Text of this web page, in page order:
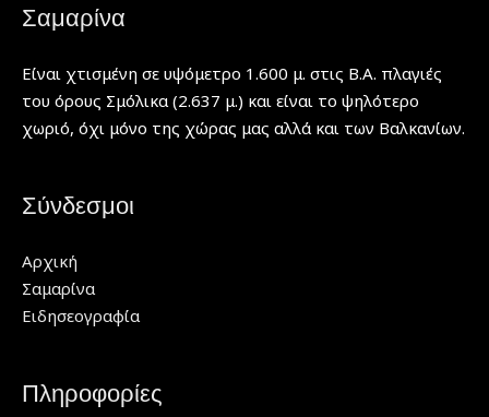
Σαμαρίνα
Είναι χτισμένη σε υψόμετρο 1.600 μ. στις Β.Α. πλαγιές
του όρους Σμόλικα (2.637 μ.) και είναι το ψηλότερο
χωριό, όχι μόνο της χώρας μας αλλά και των Βαλκανίων.
Σύνδεσμοι
Αρχική
Σαμαρίνα
Ειδησεογραφία
Πληροφορίες